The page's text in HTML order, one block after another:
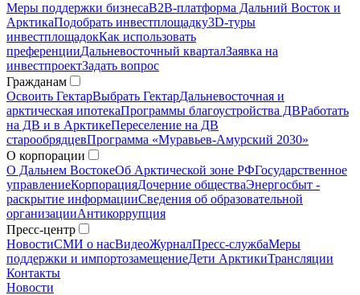
Меры поддержки бизнесаB2B-платформа Дальний Восток и
АрктикаПодобрать инвестплощадку3D-туры
инвестплощадокКак использовать
преференцииДальневосточный кварталЗаявка на
инвестпроектЗадать вопрос
Гражданам
Освоить ГектарВыбрать ГектарДальневосточная и
арктическая ипотекаПрограммы благоустройства ДВРаботать
на ДВ и в АрктикеПереселение на ДВ
старообрядцевПрограмма «Муравьев-Амурский 2030»
О корпорации
О Дальнем ВостокеОб Арктической зоне РФГосударственное
управлениеКорпорацияДочерние обществаЭнергосбыт -
раскрытие информацииСведения об образовательной
организацииАнтикоррупция
Пресс-центр
НовостиСМИ о насВидеоЖурналПресс-службаМеры
поддержки и импортозамещениеДети АрктикиТрансляции
Контакты
Новости